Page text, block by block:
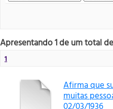
Apresentando 1 de um total
1
Afirma que
muitas
02/03/1936